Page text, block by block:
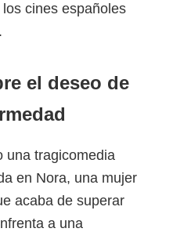
cines españoles
.
el deseo de
una tragicomedia
en Nora, una mujer
acaba de superar
a una